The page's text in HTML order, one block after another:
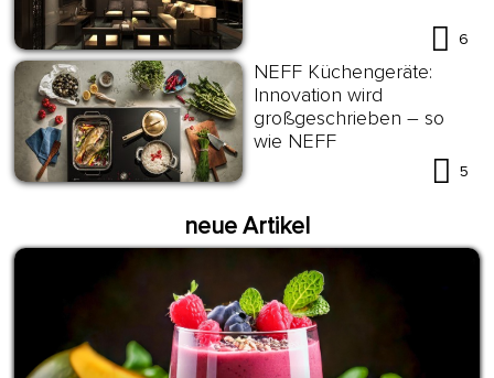
6
NEFF Küchengeräte:
Innovation wird
großgeschrieben – so
wie NEFF
5
neue Artikel